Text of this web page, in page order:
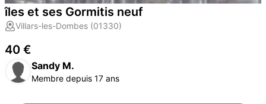
îles et ses Gormitis neuf
Villars-les-Dombes (01330)
40 €
Sandy M.
Membre depuis 17 ans